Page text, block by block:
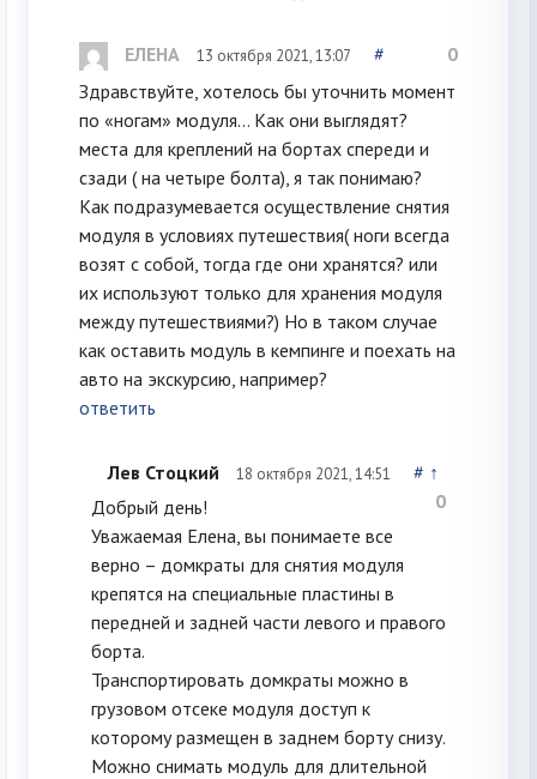
ЕЛЕНА 13 октября 2021, 13:07 #
0
Здравствуйте, хотелось бы уточнить момент
по «ногам» модуля… Как они выглядят?
места для креплений на бортах спереди и
сзади ( на четыре болта), я так понимаю?
Как подразумевается осуществление снятия
модуля в условиях путешествия( ноги всегда
возят с собой, тогда где они хранятся? или
их используют только для хранения модуля
между путешествиями?) Но в таком случае
как оставить модуль в кемпинге и поехать на
авто на экскурсию, например?
ответить
Лев Стоцкий 18 октября 2021, 14:51 # ↑
0
Добрый день!
Уважаемая Елена, вы понимаете все
верно – домкраты для снятия модуля
крепятся на специальные пластины в
передней и задней части левого и правого
борта.
Транспортировать домкраты можно в
грузовом отсеке модуля доступ к
которому размещен в заднем борту снизу.
Можно снимать модуль для длительной